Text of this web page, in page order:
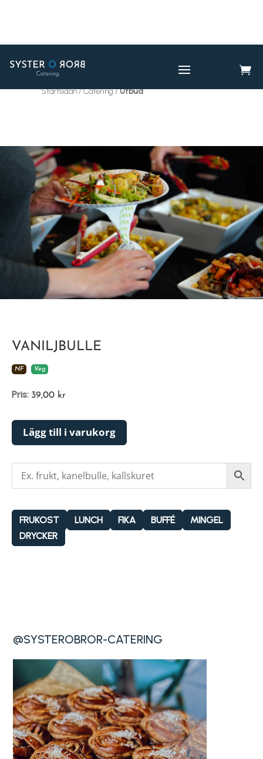

CATERING UTBUD
Startsidan / Catering /Utbud
VANILJBULLE
NF Veg
Pris: 39,00 kr
Lägg till i varukorg
FRUKOST LUNCH FIKA BUFFÉ
MINGEL
DRYCKER
@SYSTEROBROR-CATERING